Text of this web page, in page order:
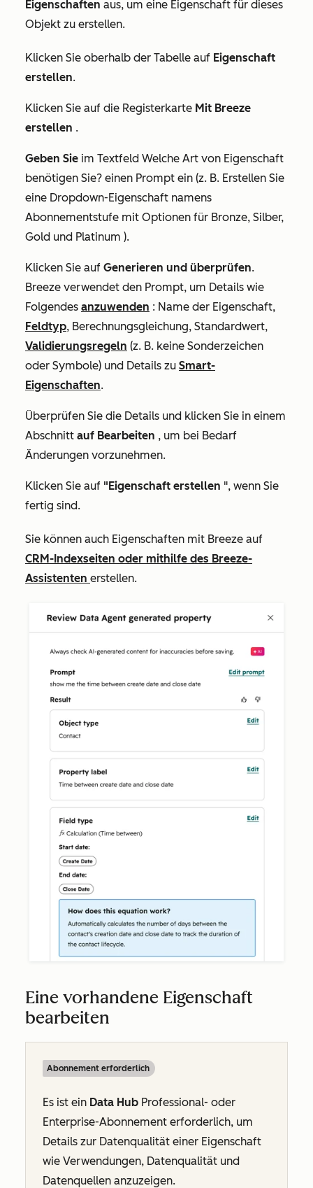
Eigenschaften aus, um eine Eigenschaft für dieses
Objekt zu erstellen.
Klicken Sie oberhalb der Tabelle auf Eigenschaft
erstellen.
Klicken Sie auf die Registerkarte Mit Breeze
erstellen .
Geben Sie im Textfeld Welche Art von Eigenschaft
benötigen Sie? einen Prompt ein (z. B. Erstellen Sie
eine Dropdown-Eigenschaft namens
Abonnementstufe mit Optionen für Bronze, Silber,
Gold und Platinum ).
Klicken Sie auf Generieren und überprüfen.
Breeze verwendet den Prompt, um Details wie
Folgendes anzuwenden : Name der Eigenschaft,
Feldtyp, Berechnungsgleichung, Standardwert,
Validierungsregeln (z. B. keine Sonderzeichen
oder Symbole) und Details zu Smart-
Eigenschaften.
Überprüfen Sie die Details und klicken Sie in einem
Abschnitt auf Bearbeiten , um bei Bedarf
Änderungen vorzunehmen.
Klicken Sie auf "Eigenschaft erstellen ", wenn Sie
fertig sind.
Sie können auch Eigenschaften mit Breeze auf
CRM-Indexseiten oder mithilfe des Breeze-
Assistenten erstellen.
Eine vorhandene Eigenschaft
bearbeiten
Abonnement erforderlich
Es ist ein Data Hub Professional- oder
Enterprise-Abonnement erforderlich, um
Details zur Datenqualität einer Eigenschaft
wie Verwendungen, Datenqualität und
Datenquellen anzuzeigen.